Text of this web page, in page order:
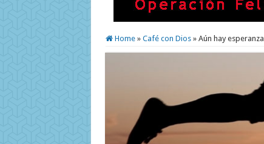
Home » Café con Dios » Aún hay esperanza